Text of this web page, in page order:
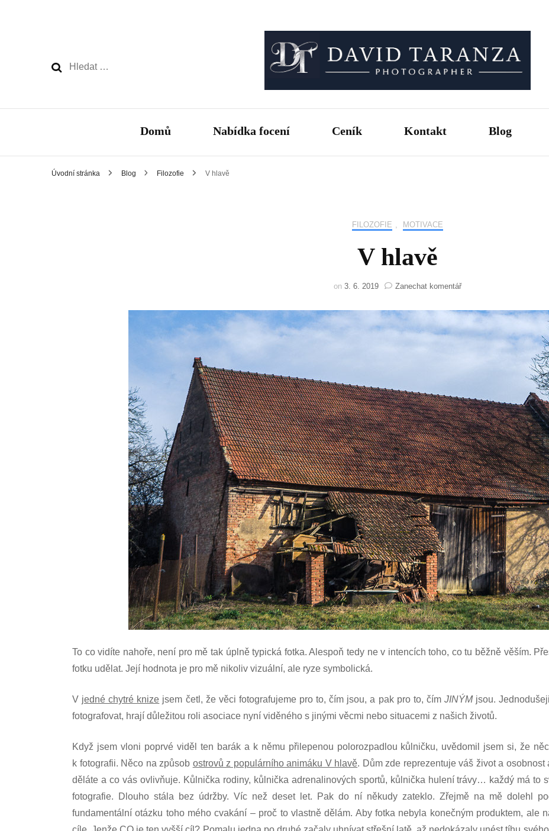
Vyhledávání
David
Fotograf pro chvíle, na kterých záleží.
Domů Nabídka focení Ceník Kontakt Blog
Úvodní stránka Blog Filozofie V hlavě
FILOZOFIE MOTIVACE
V hlavě
on 3. 6. 2019 Zanechat komentářna
hlavě
To co vidíte nahoře, není pro mě tak úplně typická fotka. Alespoň tedy ne v intencích toho, co tu běžně věším.
fotku udělat. Její hodnota je pro mě nikoliv vizuální, ale ryze symbolická.
V jedné chytré knize jsem četl, že věci fotografujeme pro to, čím jsou, a pak pro to, čímJINÝMjsou.
fotografovat, hrají důležitou roli asociace nyní viděného s jinými věcmi nebo situacemi z našich životů.
Když jsem vloni poprvé viděl ten barák a k němu přilepenou polorozpadlou kůlničku, uvědomil jsem si, že
k fotografii. Něco na způsob ostrovů z populárního animáku V hlavě. Dům zde reprezentuje váš život a
děláte a co vás ovlivňuje. Kůlnička rodiny, kůlnička adrenalinových sportů, kůlnička hulení trávy… každý má to
fotografie. Dlouho stála bez údržby. Víc než deset let. Pak do ní někudy zateklo. Zřejmě na mě dolehl
fundamentální otázku toho mého cvakání – proč to vlastně dělám. Aby fotka nebyla konečným produktem, ale